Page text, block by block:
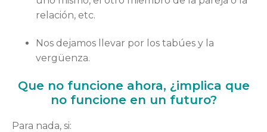
relación, etc.
Nos dejamos llevar por los tabúes y la
vergüenza.
Que no funcione ahora, ¿implica que
no funcione en un futuro?
Para nada, si: